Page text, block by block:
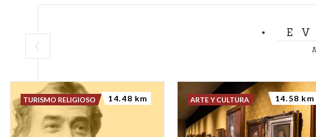
TURISMO RELIGIOSO 14.48 km ARTE Y CULTURA 14.58 km